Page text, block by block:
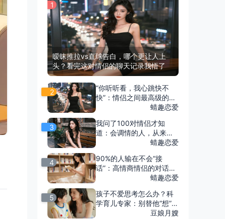
1
暧昧推拉vs直球告白，哪个更让人上
头？看完这对情侣的聊天记录我悟了
2
“你听听看，我心跳快不
快”：情侣之间最高级的调
情，从来不说“我爱你”蜻趣恋爱
3
我问了100对情侣才知
道：会调情的人，从来不
蜻趣恋爱
4
90%的人输在不会“接
话”：高情商情侣的对话
里，藏着感情保鲜的终极
蜻趣恋爱
5
孩子不爱思考怎么办？科
学育儿专家：别替他“想”，
豆娘月嫂